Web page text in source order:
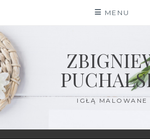
content
MENU
IGŁĄ MALOWANE